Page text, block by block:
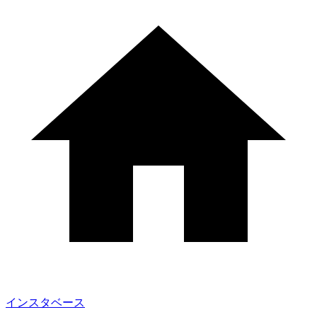
インスタベース